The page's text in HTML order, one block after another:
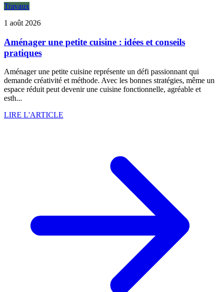
Travaux
1 août 2026
Aménager une petite cuisine : idées et conseils
pratiques
Aménager une petite cuisine représente un défi passionnant qui
demande créativité et méthode. Avec les bonnes stratégies, même un
espace réduit peut devenir une cuisine fonctionnelle, agréable et
esth...
LIRE L'ARTICLE